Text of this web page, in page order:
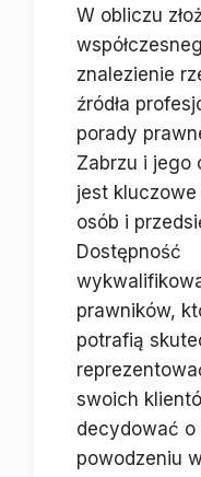
W obliczu
znalezienie
źródła
porady
Zabrzu i jego
jest
osób i
Dostępność
prawników,
potrafią
swoich
decydować o
powodzeniu